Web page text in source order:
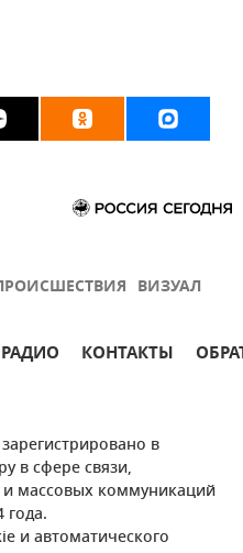
ВИЗУАЛ
РАДИО КОНТАКТЫ
в
в сфере связи,
массовых коммуникаций
года.
и автоматического